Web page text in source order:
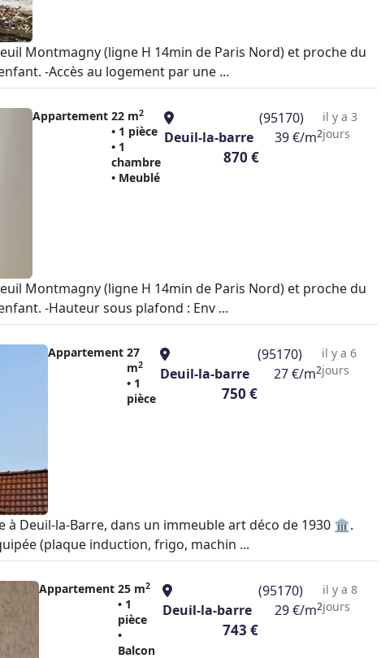
Montmagny (ligne H 14min de Paris Nord) et proche du
-Accès au logement par une ...
Appartement 22 m2
• 1 pièce
• 1
chambre
• Meublé
Deuil-la-barre
870 €
(95170)
39 €/m2
il y a 3
jours
Montmagny (ligne H 14min de Paris Nord) et proche du
-Hauteur sous plafond : Env ...
Appartement 27
m2
• 1
pièce
Deuil-la-barre
750 €
(95170)
27 €/m2
il y a 6
jours
à Deuil-la-Barre, dans un immeuble art déco de 1930 🏛️.
(plaque induction, frigo, machin ...
Appartement 25 m2
• 1
pièce
•
Balcon
Deuil-la-barre
743 €
(95170)
29 €/m2
il y a 8
jours